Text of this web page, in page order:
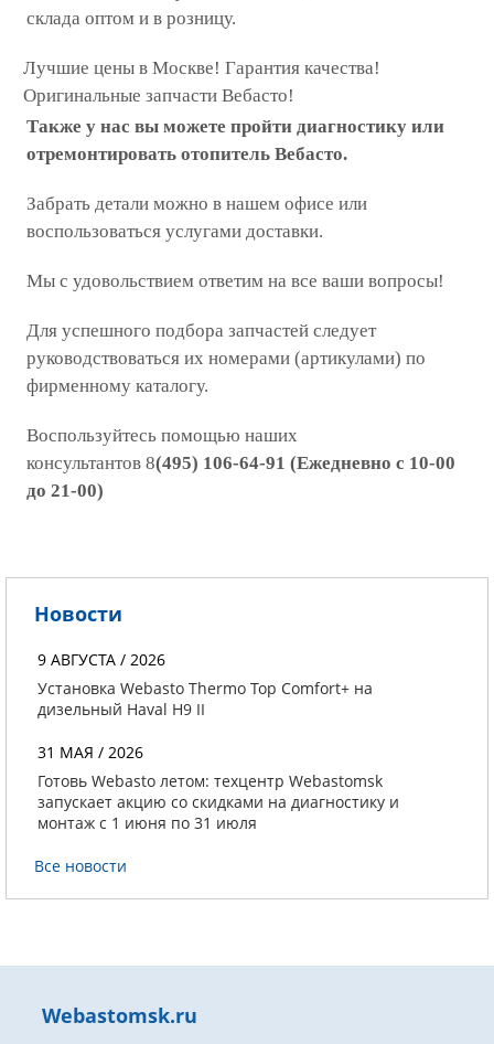
склада оптом и в розницу.
Лучшие цены в Москве! Гарантия качества!
Оригинальные запчасти Вебасто!
Также у нас вы можете пройти диагностику или
отремонтировать отопитель Вебасто.
Забрать детали можно в нашем офисе или
воспользоваться услугами доставки.
Мы с удовольствием ответим на все ваши вопросы!
Для успешного подбора запчастей следует
руководствоваться их номерами (артикулами) по
фирменному каталогу.
Воспользуйтесь помощью наших
консультантов 8(495) 106-64-91 (Ежедневно с 10-00
до 21-00)
Новости
9 АВГУСТА / 2026
Установка Webasto Thermo Top Comfort+ на
дизельный Haval H9 II
31 МАЯ / 2026
Готовь Webasto летом: техцентр Webastomsk
запускает акцию со скидками на диагностику и
монтаж с 1 июня по 31 июля
Все новости
Webastomsk.ru